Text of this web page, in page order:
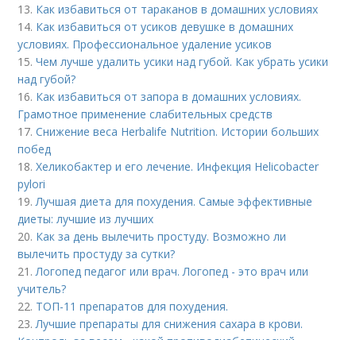
13. Как избавиться от тараканов в домашних условиях
14. Как избавиться от усиков девушке в домашних
условиях. Профессиональное удаление усиков
15.Чем лучше удалить усики над губой. Как убрать усики
над губой?
16. Как избавиться от запора в домашних условиях.
Грамотное применение слабительных средств
17.Снижение веса Herbalife Nutrition. Истории больших
побед
18.Хеликобактер и его лечение. Инфекция Helicobacter
pylori
19.Лучшая диета для похудения. Самые эффективные
диеты: лучшие из лучших
20. Как за день вылечить простуду. Возможно ли
вылечить простуду за сутки?
21.Логопед педагог или врач. Логопед - это врач или
учитель?
22. ТОП-11 препаратов для похудения.
23.Лучшие препараты для снижения сахара в крови.